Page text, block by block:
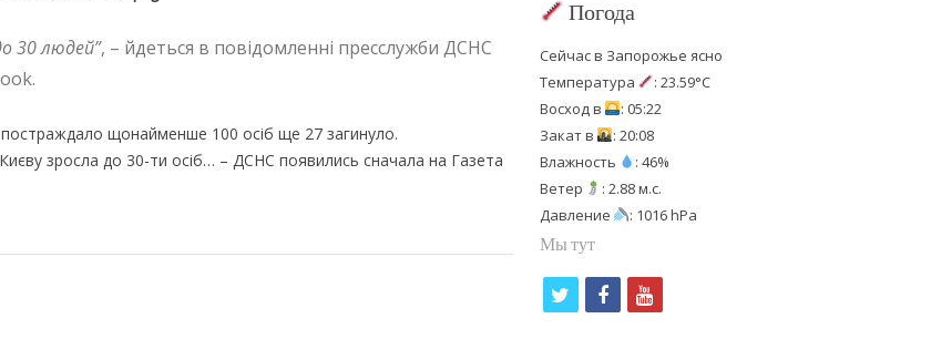
30 людей”, – йдеться в повідомленні пресслужби ДСНС
щонайменше 100 осіб ще 27 загинуло.
зросла до 30-ти осіб… – ДСНС появились сначала на Газета
Погода
Сейчас в Запорожье ясно
Температура
: 23.59°C
Восход в
: 05:22
Закат в
: 20:08
Влажность
: 46%
Ветер
: 2.88 м.с.
Давление
: 1016 hPa
Мы тут
f
y